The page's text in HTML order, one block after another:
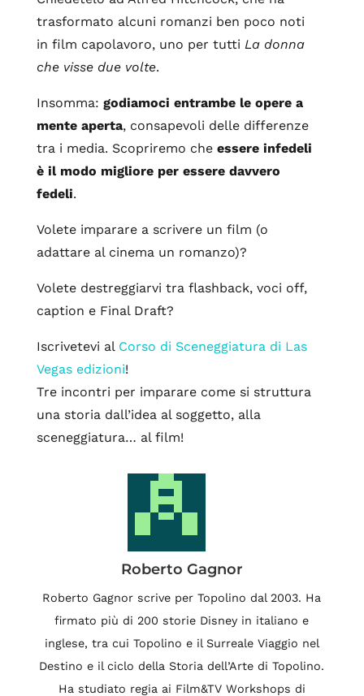
trasformato alcuni romanzi ben poco noti
in film capolavoro, uno per tutti La donna
che visse due volte.
Insomma: godiamoci entrambe le opere a
mente aperta, consapevoli delle differenze
tra i media. Scopriremo che essere infedeli
è il modo migliore per essere davvero
fedeli.
Volete imparare a scrivere un film (o
adattare al cinema un romanzo)?
Volete destreggiarvi tra flashback, voci off,
caption e Final Draft?
Iscrivetevi al Corso di Sceneggiatura di Las
Vegas edizioni!
Tre incontri per imparare come si struttura
una storia dall’idea al soggetto, alla
sceneggiatura… al film!
Roberto Gagnor
Roberto Gagnor scrive per Topolino dal 2003. Ha
firmato più di 200 storie Disney in italiano e
inglese, tra cui Topolino e il Surreale Viaggio nel
Destino e il ciclo della Storia dell’Arte di Topolino.
Ha studiato regia ai Film&TV Workshops di